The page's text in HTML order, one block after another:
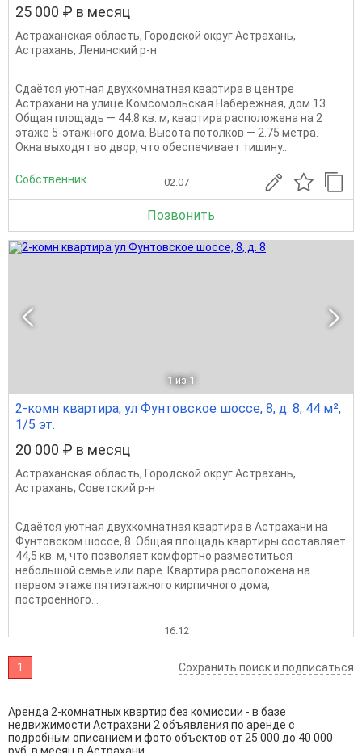
25 000 ₽ в месяц
Астраханская область, Городской округ Астрахань,
Астрахань, Ленинский р-н
Сдаётся уютная двухкомнатная квартира в центре
Астрахани на улице Комсомольская Набережная, дом 13.
Общая площадь — 44.8 кв. м, квартира расположена на 2
этаже 5-этажного дома. Высота потолков — 2.75 метра.
Окна выходят во двор, что обеспечивает тишину...
Собственник 02.07
Позвонить
1 из 1
2-комн квартира, ул Фунтовское шоссе, 8, д. 8, 44 м²,
1/5 эт.
20 000 ₽ в месяц
Астраханская область, Городской округ Астрахань,
Астрахань, Советский р-н
Сдаётся уютная двухкомнатная квартира в Астрахани на
Фунтовском шоссе, 8. Общая площадь квартиры составляет
44,5 кв. м, что позволяет комфортно разместиться
небольшой семье или паре. Квартира расположена на
первом этаже пятиэтажного кирпичного дома,
построенного...
16.12
1 Сохранить поиск и подписаться
Аренда 2-комнатных квартир без комиссии - в базе
недвижимости Астрахани 2 объявления по аренде с
подробным описанием и фото объектов от 25 000 до 40 000